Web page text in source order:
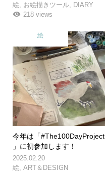
絵, お絵描きツール, DIARY
218 views
絵
今年は「#The100DayProject
」に初参加します！
2025.02.20
絵, ART＆DESIGN